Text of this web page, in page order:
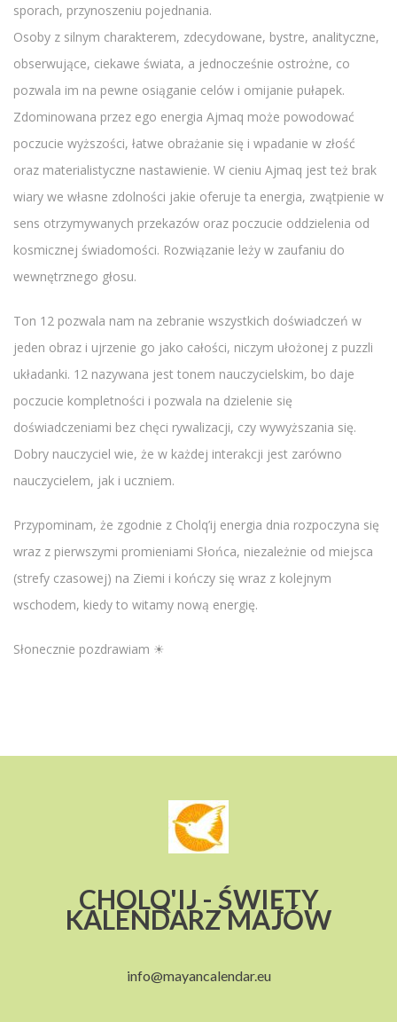
sporach, przynoszeniu pojednania.
Osoby z silnym charakterem, zdecydowane, bystre, analityczne,
obserwujące, ciekawe świata, a jednocześnie ostrożne, co
pozwala im na pewne osiąganie celów i omijanie pułapek.
Zdominowana przez ego energia Ajmaq może powodować
poczucie wyższości, łatwe obrażanie się i wpadanie w złość
oraz materialistyczne nastawienie. W cieniu Ajmaq jest też brak
wiary we własne zdolności jakie oferuje ta energia, zwątpienie w
sens otrzymywanych przekazów oraz poczucie oddzielenia od
kosmicznej świadomości. Rozwiązanie leży w zaufaniu do
wewnętrznego głosu.
Ton 12 pozwala nam na zebranie wszystkich doświadczeń w
jeden obraz i ujrzenie go jako całości, niczym ułożonej z puzzli
układanki. 12 nazywana jest tonem nauczycielskim, bo daje
poczucie kompletności i pozwala na dzielenie się
doświadczeniami bez chęci rywalizacji, czy wywyższania się.
Dobry nauczyciel wie, że w każdej interakcji jest zarówno
nauczycielem, jak i uczniem.
Przypominam, że zgodnie z Cholq’ij energia dnia rozpoczyna się
wraz z pierwszymi promieniami Słońca, niezależnie od miejsca
(strefy czasowej) na Ziemi i kończy się wraz z kolejnym
wschodem, kiedy to witamy nową energię.
Słonecznie pozdrawiam ☀
CHOLQ'IJ - ŚWIĘTY
KALENDARZ MAJÓW
info@mayancalendar.eu